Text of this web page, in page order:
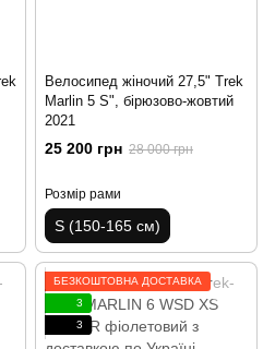
Велосипед жіночий 27,5" Trek
Marlin 5 S", бірюзово-жовтий
2021
25 200 грн 28 000 грн
Розмір рами
S (150-165 см)
БЕЗКОШТОВНА ДОСТАВКА
3
3